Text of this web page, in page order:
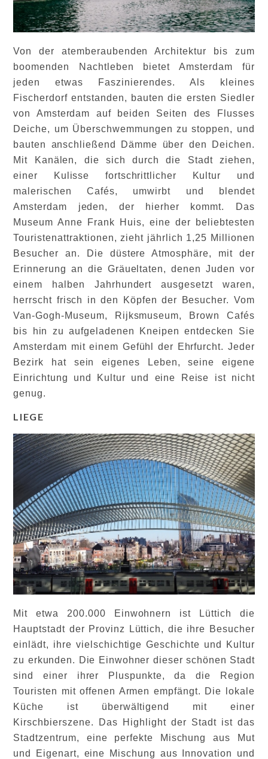
Von der atemberaubenden Architektur bis zum
boomenden Nachtleben bietet Amsterdam für
jeden etwas Faszinierendes. Als kleines
Fischerdorf entstanden, bauten die ersten Siedler
von Amsterdam auf beiden Seiten des Flusses
Deiche, um Überschwemmungen zu stoppen, und
bauten anschließend Dämme über den Deichen.
Mit Kanälen, die sich durch die Stadt ziehen,
einer Kulisse fortschrittlicher Kultur und
malerischen Cafés, umwirbt und blendet
Amsterdam jeden, der hierher kommt. Das
Museum Anne Frank Huis, eine der beliebtesten
Touristenattraktionen, zieht jährlich 1,25 Millionen
Besucher an. Die düstere Atmosphäre, mit der
Erinnerung an die Gräueltaten, denen Juden vor
einem halben Jahrhundert ausgesetzt waren,
herrscht frisch in den Köpfen der Besucher. Vom
Van-Gogh-Museum, Rijksmuseum, Brown Cafés
bis hin zu aufgeladenen Kneipen entdecken Sie
Amsterdam mit einem Gefühl der Ehrfurcht. Jeder
Bezirk hat sein eigenes Leben, seine eigene
Einrichtung und Kultur und eine Reise ist nicht
genug.
LIEGE
Mit etwa 200.000 Einwohnern ist Lüttich die
Hauptstadt der Provinz Lüttich, die ihre Besucher
einlädt, ihre vielschichtige Geschichte und Kultur
zu erkunden. Die Einwohner dieser schönen Stadt
sind einer ihrer Pluspunkte, da die Region
Touristen mit offenen Armen empfängt. Die lokale
Küche ist überwältigend mit einer
Kirschbierszene. Das Highlight der Stadt ist das
Stadtzentrum, eine perfekte Mischung aus Mut
und Eigenart, eine Mischung aus Innovation und